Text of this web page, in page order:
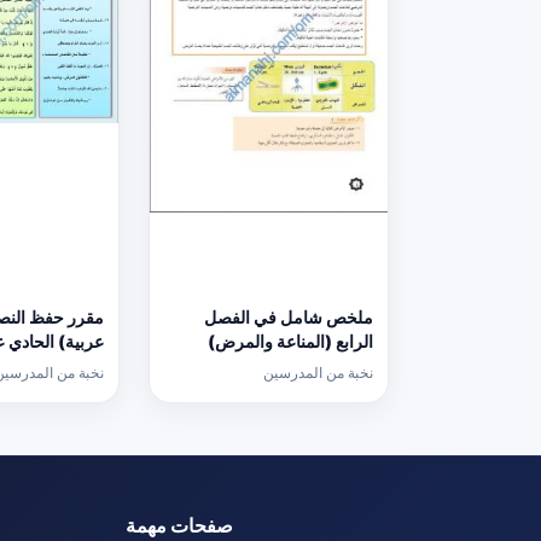
ملخص شامل في الفصل
الرابع (المناعة والمرض)
(أحياء) الحادي عشر
نخبة من المدرسين
مقرر حفظ
عربية) الحادي
نخبة من
صفحات مهمة